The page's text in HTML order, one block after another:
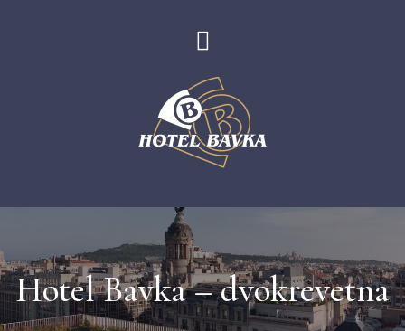
Hotel Bavka – dvokrevetna